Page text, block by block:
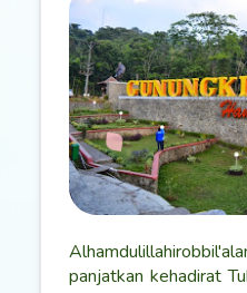
panjatkan kehadirat